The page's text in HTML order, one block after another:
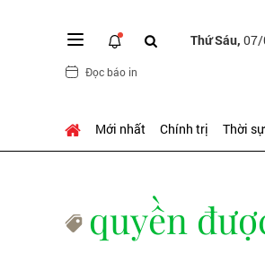
Thứ Sáu,
Đọc báo in
Mới nhất Chính trị Thời sự
quyền